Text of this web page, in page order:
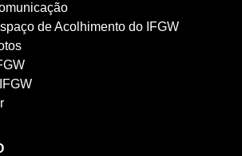
de Acolhimento do IFGW